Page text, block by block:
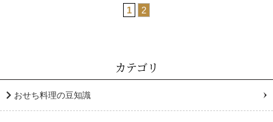
1 2
カテゴリ
おせち料理の豆知識